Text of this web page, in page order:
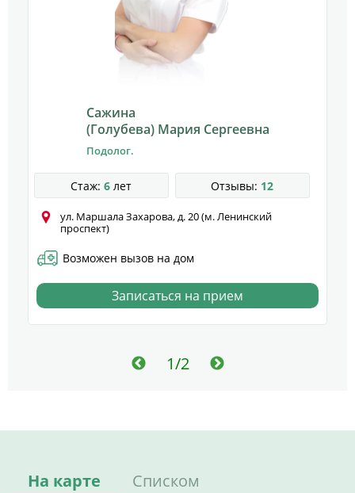
Сажина
(Голубева) Мария Сергеевна
Подолог.
Стаж: 6 лет Отзывы: 12
ул. Маршала Захарова, д. 20 (м. Ленинский
проспект)
Возможен вызов на дом
Записаться на прием
1/2
На карте Списком